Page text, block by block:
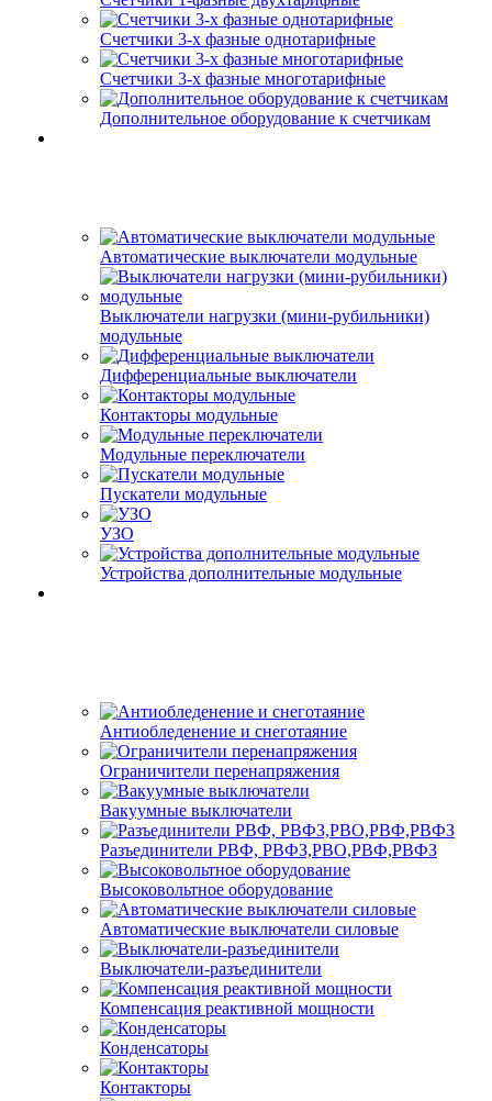
Счетчики 3-х фазные однотарифные
Счетчики 3-х фазные многотарифные
Дополнительное оборудование к счетчикам
Автоматические выключатели модульные
Выключатели нагрузки (мини-рубильники)
модульные
Дифференциальные выключатели
Контакторы модульные
Модульные переключатели
Пускатели модульные
УЗО
Устройства дополнительные модульные
Антиобледенение и снеготаяние
Ограничители перенапряжения
Вакуумные выключатели
Разъединители РВФ, РВФЗ,РВО,РВФ,РВФЗ
Высоковольтное оборудование
Автоматические выключатели cиловые
Выключатели-разъединители
Компенсация реактивной мощности
Конденсаторы
Контакторы